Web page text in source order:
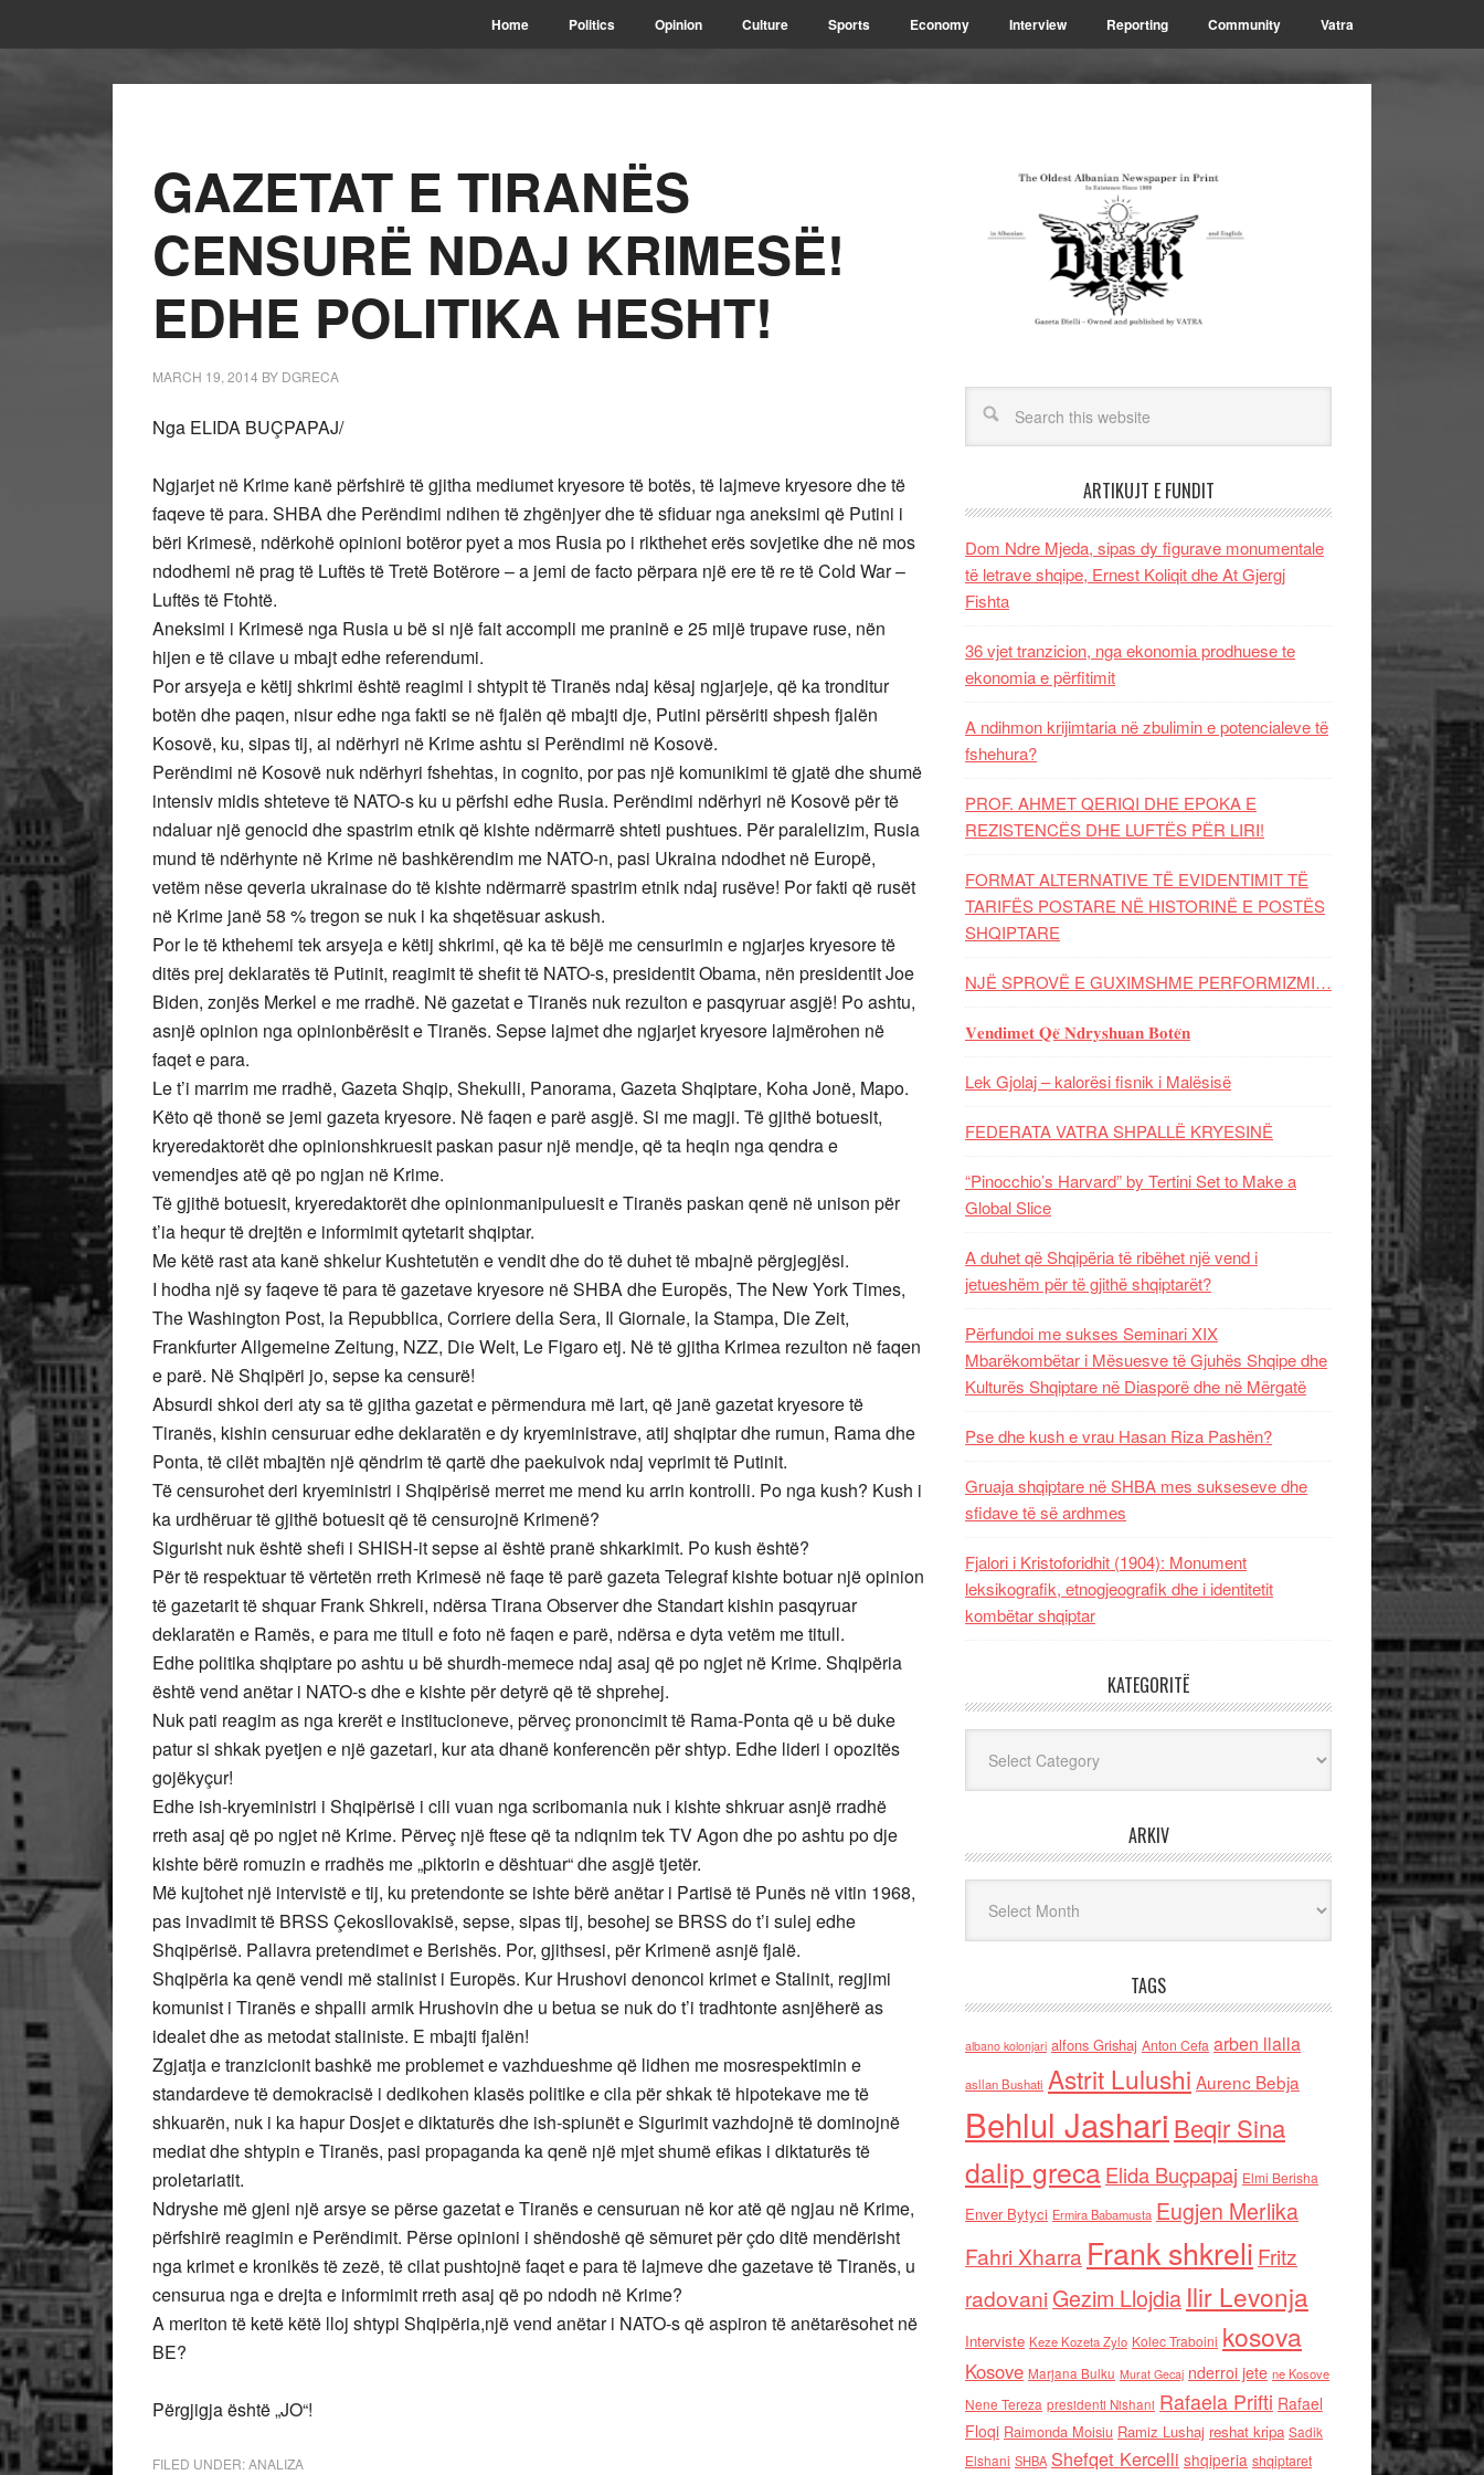
Home Politics Opinion Culture Sports Economy Interview Reporting Community Vatra
GAZETAT E TIRANËS
CENSURË NDAJ KRIMESË!
EDHE POLITIKA HESHT!
MARCH 19, 2014 BY DGRECA
Nga ELIDA BUÇPAPAJ/
Ngjarjet në Krime kanë përfshirë të gjitha mediumet kryesore të botës, të lajmeve kryesore dhe të
faqeve të para. SHBA dhe Perëndimi ndihen të zhgënjyer dhe të sfiduar nga aneksimi që Putini i
bëri Krimesë, ndërkohë opinioni botëror pyet a mos Rusia po i rikthehet erës sovjetike dhe në mos
ndodhemi në prag të Luftës të Tretë Botërore – a jemi de facto përpara një ere të re të Cold War –
Luftës të Ftohtë.
Aneksimi i Krimesë nga Rusia u bë si një fait accompli me praninë e 25 mijë trupave ruse, nën
hijen e të cilave u mbajt edhe referendumi.
Por arsyeja e këtij shkrimi është reagimi i shtypit të Tiranës ndaj kësaj ngjarjeje, që ka tronditur
botën dhe paqen, nisur edhe nga fakti se në fjalën që mbajti dje, Putini përsëriti shpesh fjalën
Kosovë, ku, sipas tij, ai ndërhyri në Krime ashtu si Perëndimi në Kosovë.
Perëndimi në Kosovë nuk ndërhyri fshehtas, in cognito, por pas një komunikimi të gjatë dhe shumë
intensiv midis shteteve të NATO-s ku u përfshi edhe Rusia. Perëndimi ndërhyri në Kosovë për të
ndaluar një genocid dhe spastrim etnik që kishte ndërmarrë shteti pushtues. Për paralelizim, Rusia
mund të ndërhynte në Krime në bashkërendim me NATO-n, pasi Ukraina ndodhet në Europë,
vetëm nëse qeveria ukrainase do të kishte ndërmarrë spastrim etnik ndaj rusëve! Por fakti që rusët
në Krime janë 58 % tregon se nuk i ka shqetësuar askush.
Por le të kthehemi tek arsyeja e këtij shkrimi, që ka të bëjë me censurimin e ngjarjes kryesore të
ditës prej deklaratës të Putinit, reagimit të shefit të NATO-s, presidentit Obama, nën presidentit Joe
Biden, zonjës Merkel e me rradhë. Në gazetat e Tiranës nuk rezulton e pasqyruar asgjë! Po ashtu,
asnjë opinion nga opinionbërësit e Tiranës. Sepse lajmet dhe ngjarjet kryesore lajmërohen në
faqet e para.
Le t’i marrim me rradhë, Gazeta Shqip, Shekulli, Panorama, Gazeta Shqiptare, Koha Jonë, Mapo.
Këto që thonë se jemi gazeta kryesore. Në faqen e parë asgjë. Si me magji. Të gjithë botuesit,
kryeredaktorët dhe opinionshkruesit paskan pasur një mendje, që ta heqin nga qendra e
vemendjes atë që po ngjan në Krime.
Të gjithë botuesit, kryeredaktorët dhe opinionmanipuluesit e Tiranës paskan qenë në unison për
t’ia hequr të drejtën e informimit qytetarit shqiptar.
Me këtë rast ata kanë shkelur Kushtetutën e vendit dhe do të duhet të mbajnë përgjegjësi.
I hodha një sy faqeve të para të gazetave kryesore në SHBA dhe Europës, The New York Times,
The Washington Post, la Repubblica, Corriere della Sera, Il Giornale, la Stampa, Die Zeit,
Frankfurter Allgemeine Zeitung, NZZ, Die Welt, Le Figaro etj. Në të gjitha Krimea rezulton në faqen
e parë. Në Shqipëri jo, sepse ka censurë!
Absurdi shkoi deri aty sa të gjitha gazetat e përmendura më lart, që janë gazetat kryesore të
Tiranës, kishin censuruar edhe deklaratën e dy kryeministrave, atij shqiptar dhe rumun, Rama dhe
Ponta, të cilët mbajtën një qëndrim të qartë dhe paekuivok ndaj veprimit të Putinit.
Të censurohet deri kryeministri i Shqipërisë merret me mend ku arrin kontrolli. Po nga kush? Kush i
ka urdhëruar të gjithë botuesit që të censurojnë Krimenë?
Sigurisht nuk është shefi i SHISH-it sepse ai është pranë shkarkimit. Po kush është?
Për të respektuar të vërtetën rreth Krimesë në faqe të parë gazeta Telegraf kishte botuar një opinion
të gazetarit të shquar Frank Shkreli, ndërsa Tirana Observer dhe Standart kishin pasqyruar
deklaratën e Ramës, e para me titull e foto në faqen e parë, ndërsa e dyta vetëm me titull.
Edhe politika shqiptare po ashtu u bë shurdh-memece ndaj asaj që po ngjet në Krime. Shqipëria
është vend anëtar i NATO-s dhe e kishte për detyrë që të shprehej.
Nuk pati reagim as nga krerët e institucioneve, përveç prononcimit të Rama-Ponta që u bë duke
patur si shkak pyetjen e një gazetari, kur ata dhanë konferencën për shtyp. Edhe lideri i opozitës
gojëkyçur!
Edhe ish-kryeministri i Shqipërisë i cili vuan nga scribomania nuk i kishte shkruar asnjë rradhë
rreth asaj që po ngjet në Krime. Përveç një ftese që ta ndiqnim tek TV Agon dhe po ashtu po dje
kishte bërë romuzin e rradhës me „piktorin e dështuar“ dhe asgjë tjetër.
Më kujtohet një intervistë e tij, ku pretendonte se ishte bërë anëtar i Partisë të Punës në vitin 1968,
pas invadimit të BRSS Çekosllovakisë, sepse, sipas tij, besohej se BRSS do t’i sulej edhe
Shqipërisë. Pallavra pretendimet e Berishës. Por, gjithsesi, për Krimenë asnjë fjalë.
Shqipëria ka qenë vendi më stalinist i Europës. Kur Hrushovi denoncoi krimet e Stalinit, regjimi
komunist i Tiranës e shpalli armik Hrushovin dhe u betua se nuk do t’i tradhtonte asnjëherë as
idealet dhe as metodat staliniste. E mbajti fjalën!
Zgjatja e tranzicionit bashkë me problemet e vazhdueshme që lidhen me mosrespektimin e
standardeve të demokracisë i dedikohen klasës politike e cila për shkak të hipotekave me të
shkuarën, nuk i ka hapur Dosjet e diktaturës dhe ish-spiunët e Sigurimit vazhdojnë të dominojnë
mediat dhe shtypin e Tiranës, pasi propaganda ka qenë një mjet shumë efikas i diktaturës të
proletariatit.
Ndryshe më gjeni një arsye se përse gazetat e Tiranës e censuruan në kor atë që ngjau në Krime,
përfshirë reagimin e Perëndimit. Përse opinioni i shëndoshë që sëmuret për çdo ditë mendërisht
nga krimet e kronikës të zezë, të cilat pushtojnë faqet e para të lajmeve dhe gazetave të Tiranës, u
censurua nga e drejta e informimit rreth asaj që po ndodh në Krime?
A meriton të ketë këtë lloj shtypi Shqipëria,një vend anëtar i NATO-s që aspiron të anëtarësohet në
BE?
Përgjigja është „JO“!
FILED UNDER:ANALIZA
ARTIKUJT E FUNDIT
Dom Ndre Mjeda, sipas dy figurave monumentale
të letrave shqipe, Ernest Koliqit dhe At Gjergj
Fishta
36 vjet tranzicion, nga ekonomia prodhuese te
ekonomia e përfitimit
A ndihmon krijimtaria në zbulimin e potencialeve të
fshehura?
PROF. AHMET QERIQI DHE EPOKA E
REZISTENCЁS DHE LUFTЁS PЁR LIRI!
FORMAT ALTERNATIVE TË EVIDENTIMIT TË
TARIFËS POSTARE NË HISTORINË E POSTËS
SHQIPTARE
NJË SPROVË E GUXIMSHME PERFORMIZMI…
𝐕𝐞𝐧𝐝𝐢𝐦𝐞𝐭 𝐐𝐞̈ 𝐍𝐝𝐫𝐲𝐬𝐡𝐮𝐚𝐧 𝐁𝐨𝐭𝐞̈𝐧
Lek Gjolaj – kalorësi fisnik i Malësisë
FEDERATA VATRA SHPALLË KRYESINË
“Pinocchio’s Harvard” by Tertini Set to Make a
Global Slice
A duhet që Shqipëria të ribëhet një vend i
jetueshëm për të gjithë shqiptarët?
Përfundoi me sukses Seminari XIX
Mbarëkombëtar i Mësuesve të Gjuhës Shqipe dhe
Kulturës Shqiptare në Diasporë dhe në Mërgatë
Pse dhe kush e vrau Hasan Riza Pashën?
Gruaja shqiptare në SHBA mes sukseseve dhe
sfidave të së ardhmes
Fjalori i Kristoforidhit (1904): Monument
leksikografik, etnogjeografik dhe i identitetit
kombëtar shqiptar
KATEGORITË
ARKIV
TAGS
albano kolonjari alfons Grishaj Anton Cefa arben llalla
asllan Bushati Astrit Lulushi Aurenc Bebja
Behlul Jashari Beqir Sina
dalip grecaElida Buçpapaj Elmi Berisha
Enver Bytyci Ermira Babamusta Eugjen Merlika
Fahri Xharra Frank shkreli Fritz
radovaniGezim Llojdia Ilir Levonja
Interviste Keze Kozeta Zylo Kolec Traboini kosova
Kosove Marjana Bulku Murat Gecaj nderroi jete ne Kosove
Nene Tereza presidenti Nishani Rafaela Prifti Rafael
Floqi Raimonda Moisiu Ramiz Lushaj reshat kripa Sadik
Elshani SHBA Shefqet Kercelli shqiperia shqiptaret